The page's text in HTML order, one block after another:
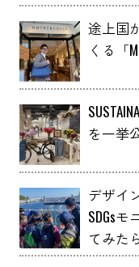
途上国
くる「
を一挙
デザイ
SDGs
てみた